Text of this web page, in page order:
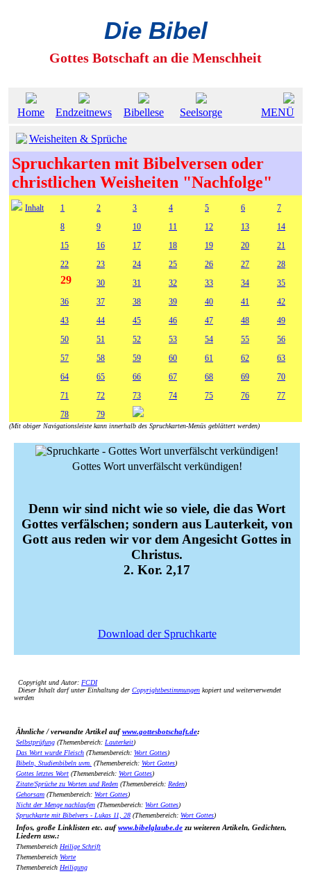
Die Bibel
Gottes Botschaft an die Menschheit
Home Endzeitnews Bibellese Seelsorge MENÜ
Weisheiten & Sprüche
Spruchkarten mit Bibelversen oder
christlichen Weisheiten "Nachfolge"
Inhalt 1 2 3 4 5 6
7
8
9 10 11 12 13
14
15
16 17 18 19 20
21
22
23 24 25 26 27 28
29 30 31 32 33 34
35
36
37 38 39 40 41
42
43
44 45 46 47 48
49
50
51 52 53 54 55
56
57
58 59 60 61 62
63
64
65 66 67 68 69
70
71
72 73 74 75 76
77
78
79
(Mit obiger Navigationsleiste kann innerhalb des Spruchkarten-Menüs geblättert werden)
Gottes Wort unverfälscht verkündigen!
Denn wir sind nicht wie so viele, die das Wort
Gottes verfälschen; sondern aus Lauterkeit, von
Gott aus reden wir vor dem Angesicht Gottes in
Christus.
2. Kor. 2,17
Download der Spruchkarte
Copyright und Autor: FCDI
Dieser Inhalt darf unter Einhaltung der Copyrightbestimmungen kopiert und weiterverwendet
werden
Ähnliche / verwandte Artikel aufwww.gottesbotschaft.de:
Selbstprüfung (Themenbereich: Lauterkeit)
Das Wort wurde Fleisch (Themenbereich: Wort Gottes)
Bibeln, Studienbibeln uvm. (Themenbereich: Wort Gottes)
Gottes letztes Wort (Themenbereich: Wort Gottes)
Zitate/Sprüche zu Worten und Reden (Themenbereich: Reden)
Gehorsam (Themenbereich: Wort Gottes)
Nicht der Menge nachlaufen (Themenbereich: Wort Gottes)
Spruchkarte mit Bibelvers - Lukas 11, 28 (Themenbereich: Wort Gottes)
Infos, große Linklisten etc. aufwww.bibelglaube.de zu weiteren Artikeln, Gedichten,
Liedern usw.:
Themenbereich Heilige Schrift
Themenbereich Worte
Themenbereich Heiligung